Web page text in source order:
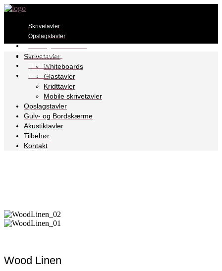
Skrivetavler
Whiteboards
Glastavler
Opslagstavler
Akustiktavler
Tilbehør
Kontakt
Skrivetavler
Whiteboards
Glastavler
Kridttavler
Mobile skrivetavler
Opslagstavler
Gulv- og Bordskærme
Akustiktavler
Tilbehør
Kontakt
Wood Linen